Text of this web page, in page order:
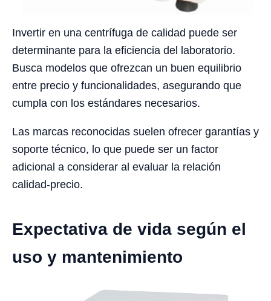
Invertir en una centrífuga de calidad puede ser
determinante para la eficiencia del laboratorio.
Busca modelos que ofrezcan un buen equilibrio
entre precio y funcionalidades, asegurando que
cumpla con los estándares necesarios.
Las marcas reconocidas suelen ofrecer garantías y
soporte técnico, lo que puede ser un factor
adicional a considerar al evaluar la relación
calidad-precio.
Expectativa de vida según el
uso y mantenimiento